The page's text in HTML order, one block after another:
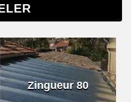
Zingueur 80